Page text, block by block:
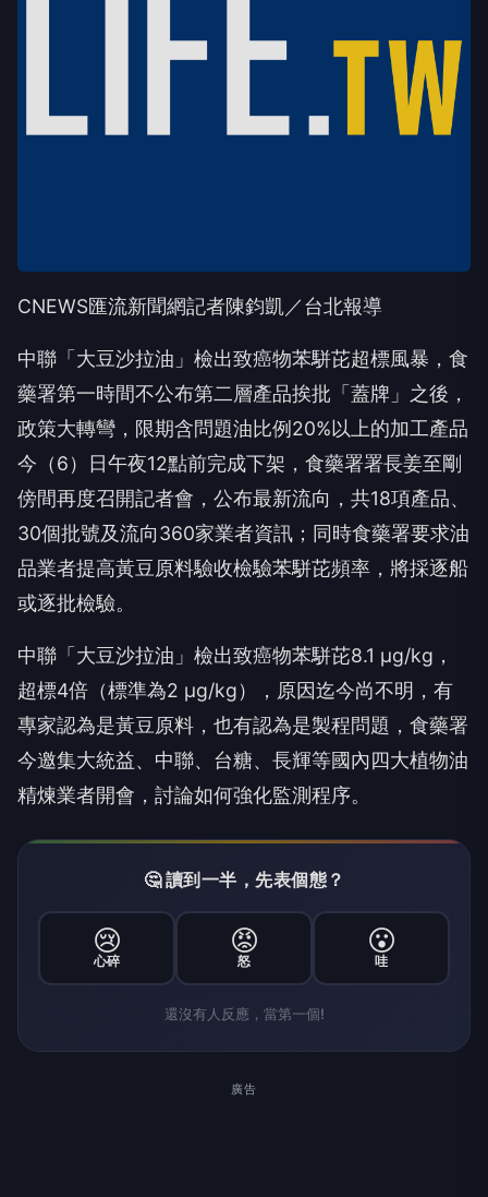
CNEWS匯流新聞網記者陳鈞凱／台北報導
中聯「大豆沙拉油」檢出致癌物苯駢芘超標風暴，食
藥署第一時間不公布第二層產品挨批「蓋牌」之後，
政策大轉彎，限期含問題油比例20%以上的加工產品
今（6）日午夜12點前完成下架，食藥署署長姜至剛
傍間再度召開記者會，公布最新流向，共18項產品、
30個批號及流向360家業者資訊；同時食藥署要求油
品業者提高黃豆原料驗收檢驗苯駢芘頻率，將採逐船
或逐批檢驗。
中聯「大豆沙拉油」檢出致癌物苯駢芘8.1 μg/kg，
超標4倍（標準為2 μg/kg），原因迄今尚不明，有
專家認為是黃豆原料，也有認為是製程問題，食藥署
今邀集大統益、中聯、台糖、長輝等國內四大植物油
精煉業者開會，討論如何強化監測程序。
🤔 讀到一半，先表個態？
😢
心碎
😡
怒
😮
哇
還沒有人反應，當第一個!
廣告